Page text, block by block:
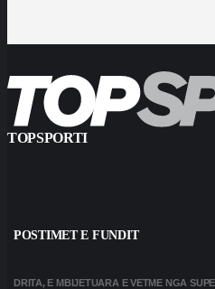
TOPSPORTI
POSTIMET E FUNDIT
DRITA, E MBIJETUARA E VETME NGA